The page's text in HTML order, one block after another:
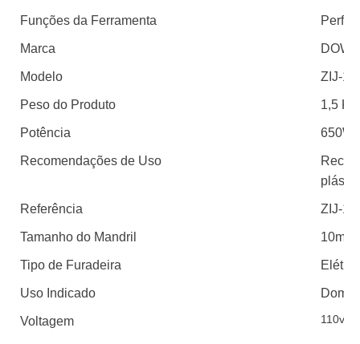
Funções da Ferramenta
Marca DOW
Modelo ZIJ-10
Peso do Produto 1,5 Kg
Potência 650W
Recomendações de Uso
Referência ZIJ-10
Tamanho do Mandril 10mm
Tipo de Furadeira
Uso Indicado
Voltagem 110v